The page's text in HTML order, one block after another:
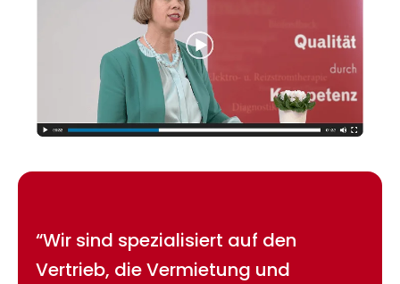
“Wir sind spezialisiert auf den
Vertrieb, die Vermietung und